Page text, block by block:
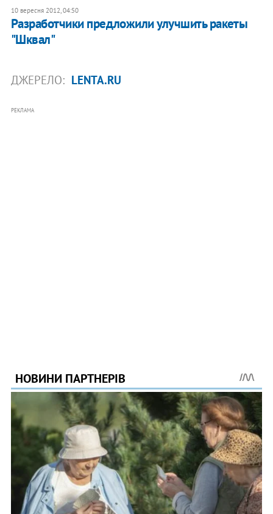
10 вересня 2012, 04:50
Разработчики предложили улучшить ракеты
"Шквал"
ДЖЕРЕЛО: LENTA.RU
РЕКЛАМА